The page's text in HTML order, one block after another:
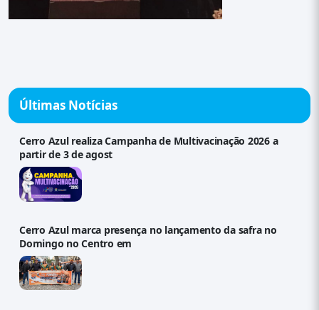
Últimas Notícias
Cerro Azul realiza Campanha de Multivacinação 2026 a
partir de 3 de agost
Cerro Azul marca presença no lançamento da safra no
Domingo no Centro em